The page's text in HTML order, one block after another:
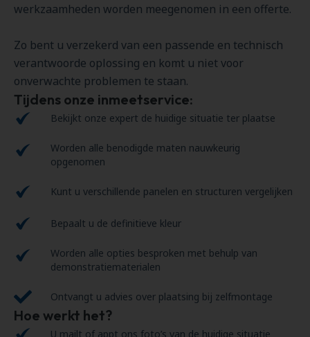
werkzaamheden worden meegenomen in een offerte.
Zo bent u verzekerd van een passende en technisch
verantwoorde oplossing en komt u niet voor
onverwachte problemen te staan.
Tijdens onze inmeetservice:
Bekijkt onze expert de huidige situatie ter plaatse
Worden alle benodigde maten nauwkeurig
opgenomen
Kunt u verschillende panelen en structuren vergelijken
Bepaalt u de definitieve kleur
Worden alle opties besproken met behulp van
demonstratiematerialen
Ontvangt u advies over plaatsing bij zelfmontage
Hoe werkt het?
U mailt of appt ons foto’s van de huidige situatie